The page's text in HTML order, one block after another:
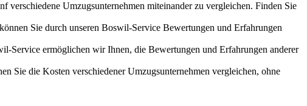
verschiedene Umzugsunternehmen miteinander zu vergleichen. Finden Sie
Sie durch unseren Boswil-Service Bewertungen und Erfahrungen
Service ermöglichen wir Ihnen, die Bewertungen und Erfahrungen anderer
Sie die Kosten verschiedener Umzugsunternehmen vergleichen, ohne